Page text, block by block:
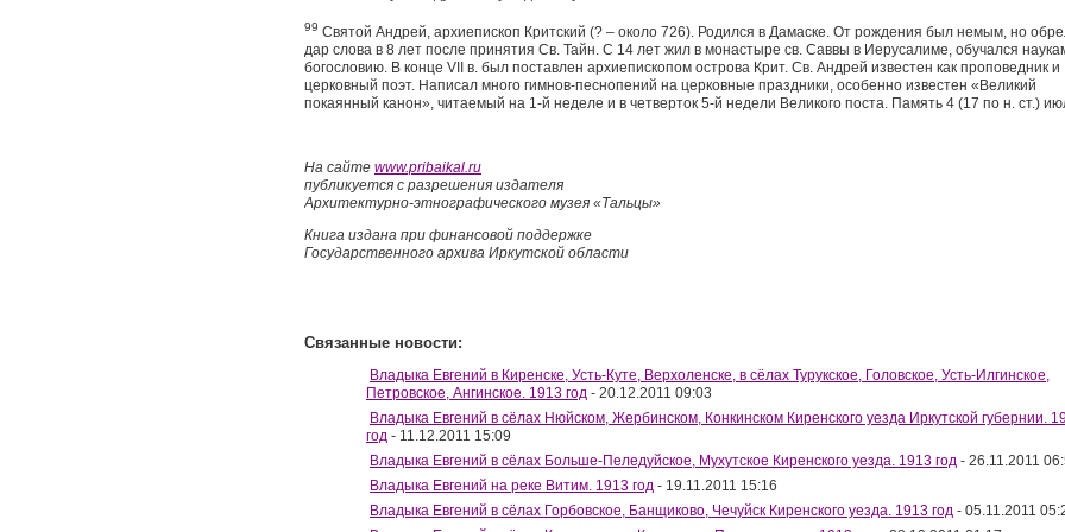
99 Святой Андрей, архиепископ Критский (? – около 726). Родился в Дамаске. От рождения был немым, но
дар слова в 8 лет после принятия Св. Тайн. С 14 лет жил в монастыре св. Саввы в Иерусалиме, обучался
богословию. В конце VII в. был поставлен архиепископом острова Крит. Св. Андрей известен как проповедник и
церковный поэт. Написал много гимнов-песнопений на церковные праздники, особенно известен «Великий
покаянный канон», читаемый на 1-й неделе и в четверток 5-й недели Великого поста. Память 4 (17 по н. ст.)
На сайте www.pribaikal.ru
публикуется с разрешения издателя
Архитектурно-этнографического музея «Тальцы»
Книга издана при финансовой поддержке
Государственного архива Иркутской области
Связанные новости:
Владыка Евгений в Киренске, Усть-Куте, Верхоленске, в сёлах Турукское, Головское, Усть-Илгинское,
Петровское, Ангинское. 1913 год - 20.12.2011 09:03
Владыка Евгений в сёлах Нюйском, Жербинском, Конкинском Киренского уезда Иркутской губернии.
год - 11.12.2011 15:09
Владыка Евгений в сёлах Больше-Пеледуйское, Мухутское Киренского уезда. 1913 год - 26.11.2011
Владыка Евгений на реке Витим. 1913 год - 19.11.2011 15:16
Владыка Евгений в сёлах Горбовское, Банщиково, Чечуйск Киренского уезда. 1913 год - 05.11.2011